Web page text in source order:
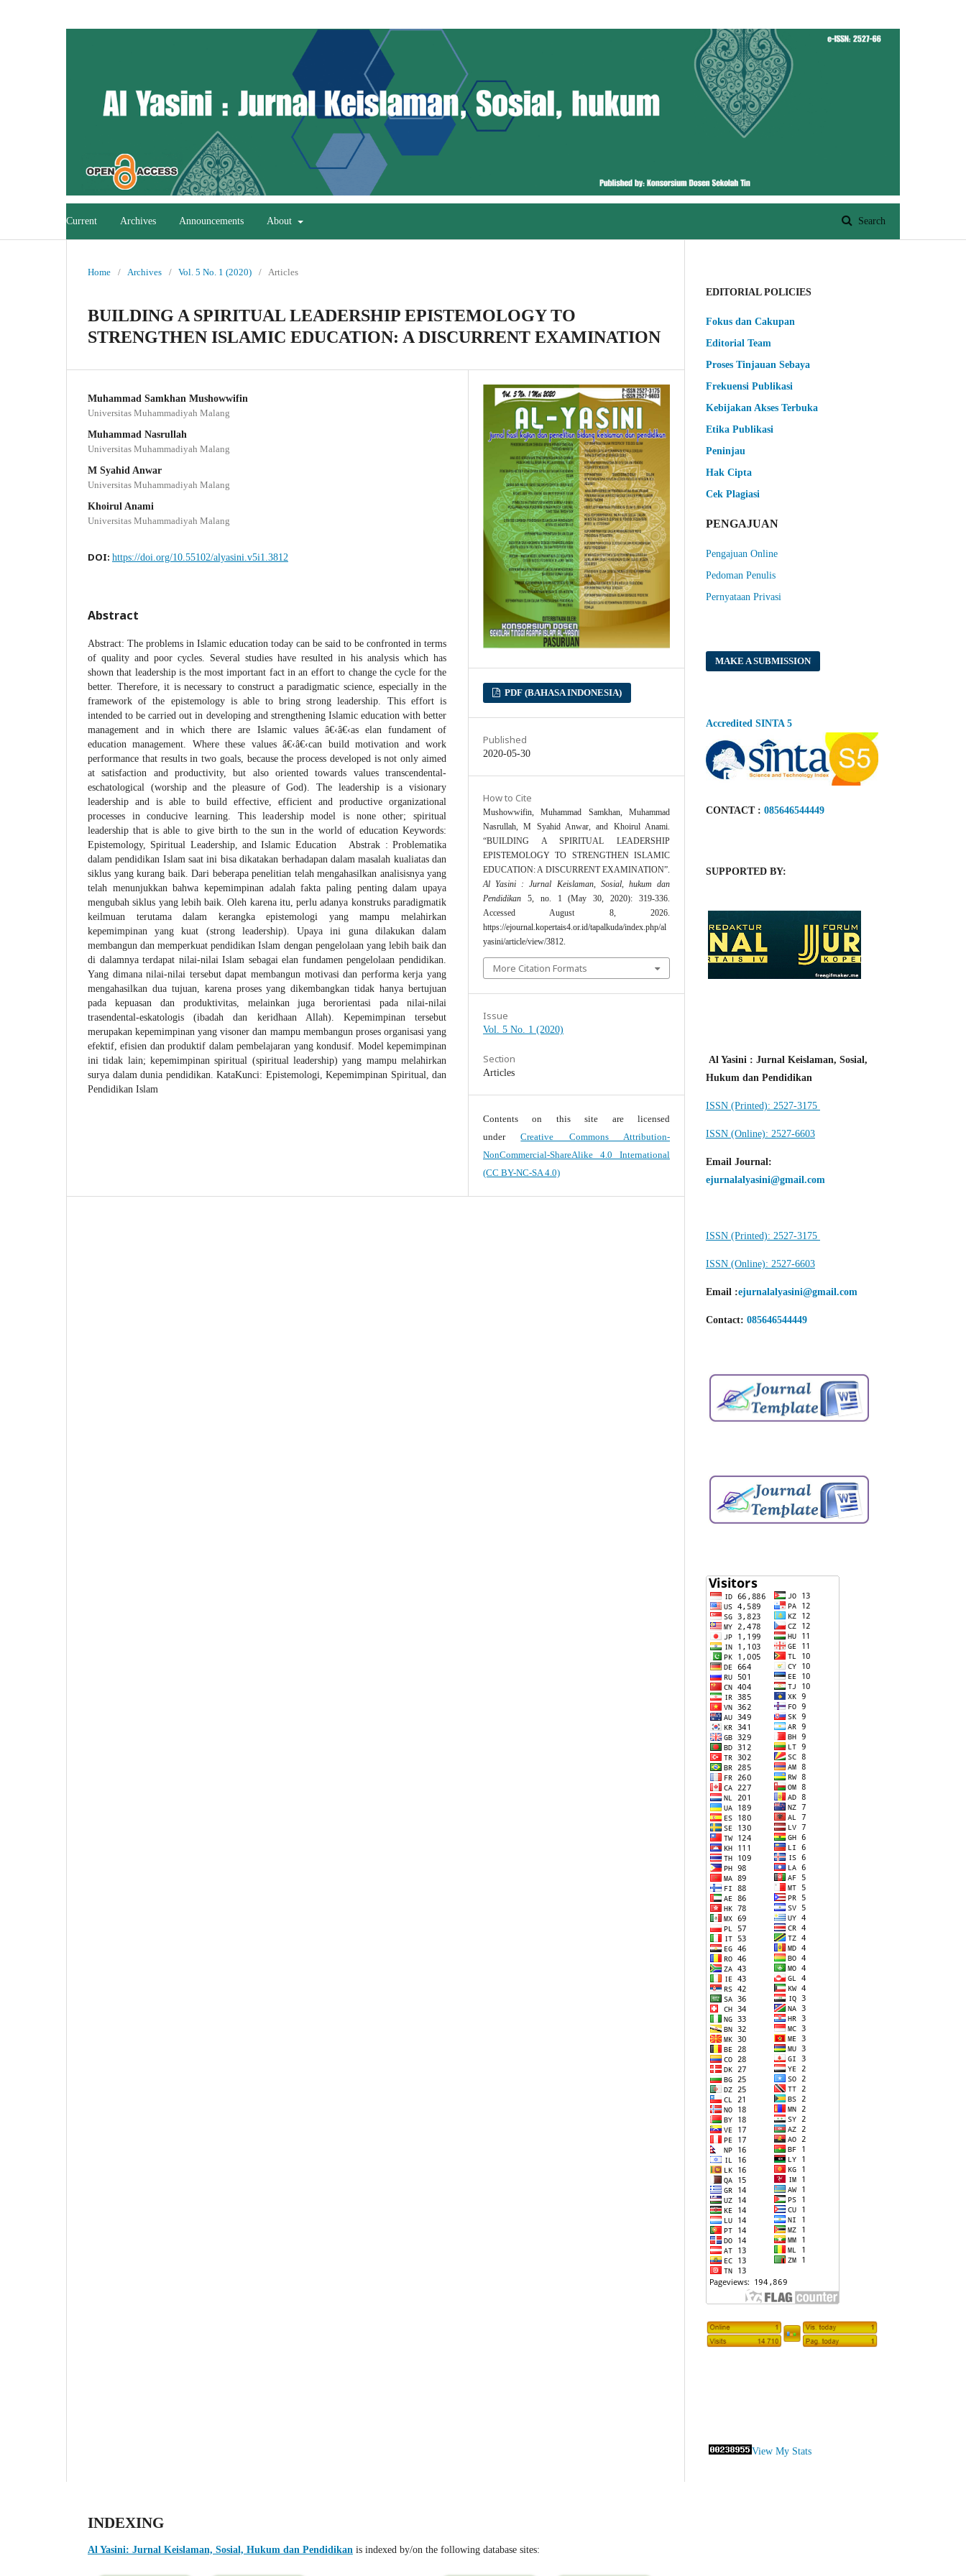
Current Archives Announcements About Search
Home / Archives / Vol. 5 No. 1 (2020) / Articles
BUILDING A SPIRITUAL LEADERSHIP EPISTEMOLOGY TO
STRENGTHEN ISLAMIC EDUCATION: A DISCURRENT EXAMINATION
Muhammad Samkhan Mushowwifin
Universitas Muhammadiyah Malang
Muhammad Nasrullah
Universitas Muhammadiyah Malang
M Syahid Anwar
Universitas Muhammadiyah Malang
Khoirul Anami
Universitas Muhammadiyah Malang
DOI: https://doi.org/10.55102/alyasini.v5i1.3812
Abstract
Abstract: The problems in Islamic education today can be said to be confronted in terms
of quality and poor cycles. Several studies have resulted in his analysis which has
shown that leadership is the most important fact in an effort to change the cycle for the
better. Therefore, it is necessary to construct a paradigmatic science, especially in the
framework of the epistemology is able to bring strong leadership. This effort is
intended to be carried out in developing and strengthening Islamic education with better
management and in which there are Islamic values â€‹â€‹as elan fundament of
education management. Where these values â€‹â€‹can build motivation and work
performance that results in two goals, because the process developed is not only aimed
at satisfaction and productivity, but also oriented towards values transcendental-
eschatological (worship and the pleasure of God). The leadership is a visionary
leadership and is able to build effective, efficient and productive organizational
processes in conducive learning. This leadership model is none other; spiritual
leadership that is able to give birth to the sun in the world of education Keywords:
Epistemology, Spiritual Leadership, and Islamic Education Abstrak : Problematika
dalam pendidikan Islam saat ini bisa dikatakan berhadapan dalam masalah kualiatas dan
siklus yang kurang baik. Dari beberapa penelitian telah mengahasilkan analisisnya yang
telah menunjukkan bahwa kepemimpinan adalah fakta paling penting dalam upaya
mengubah siklus yang lebih baik. Oleh karena itu, perlu adanya konstruks paradigmatik
keilmuan terutama dalam kerangka epistemologi yang mampu melahirkan
kepemimpinan yang kuat (strong leadership). Upaya ini guna dilakukan dalam
membangun dan memperkuat pendidikan Islam dengan pengelolaan yang lebih baik dan
di dalamnya terdapat nilai-nilai Islam sebagai elan fundamen pengelolaan pendidikan.
Yang dimana nilai-nilai tersebut dapat membangun motivasi dan performa kerja yang
mengahasilkan dua tujuan, karena proses yang dikembangkan tidak hanya bertujuan
pada kepuasan dan produktivitas, melainkan juga berorientasi pada nilai-nilai
trasendental-eskatologis (ibadah dan keridhaan Allah). Kepemimpinan tersebut
merupakan kepemimpinan yang visoner dan mampu membangun proses organisasi yang
efektif, efisien dan produktif dalam pembelajaran yang kondusif. Model kepemimpinan
ini tidak lain; kepemimpinan spiritual (spiritual leadership) yang mampu melahirkan
surya dalam dunia pendidikan. KataKunci: Epistemologi, Kepemimpinan Spiritual, dan
Pendidikan Islam
PDF (BAHASA INDONESIA)
Published
2020-05-30
How to Cite
Mushowwifin, Muhammad Samkhan, Muhammad
Nasrullah, M Syahid Anwar, and Khoirul Anami.
“BUILDING A SPIRITUAL LEADERSHIP
EPISTEMOLOGY TO STRENGTHEN ISLAMIC
EDUCATION: A DISCURRENT EXAMINATION”.
Al Yasini : Jurnal Keislaman, Sosial, hukum dan
Pendidikan 5, no. 1 (May 30, 2020): 319-336.
Accessed August 8, 2026.
https://ejournal.kopertais4.or.id/tapalkuda/index.php/al
yasini/article/view/3812.
More Citation Formats
Issue
Vol. 5 No. 1 (2020)
Section
Articles
Contents on this site are licensed
underCreative Commons Attribution-
NonCommercial-ShareAlike 4.0 International
(CC BY-NC-SA 4.0)
EDITORIAL POLICIES
Fokus dan Cakupan
Editorial Team
Proses Tinjauan Sebaya
Frekuensi Publikasi
Kebijakan Akses Terbuka
Etika Publikasi
Peninjau
Hak Cipta
Cek Plagiasi
PENGAJUAN
Pengajuan Online
Pedoman Penulis
Pernyataan Privasi
MAKE A SUBMISSION
Accredited SINTA 5
CONTACT : 085646544449
SUPPORTED BY:
Al Yasini : Jurnal Keislaman, Sosial,
Hukum dan Pendidikan
ISSN (Printed): 2527-3175
ISSN (Online): 2527-6603
Email Journal:
ejurnalalyasini@gmail.com
ISSN (Printed): 2527-3175
ISSN (Online): 2527-6603
Email :ejurnalalyasini@gmail.com
Contact: 085646544449
View My Stats
INDEXING
Al Yasini: Jurnal Keislaman, Sosial, Hukum dan Pendidikan is indexed by/on the following database sites: